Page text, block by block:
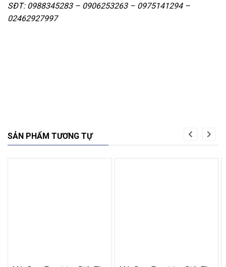
SĐT: 0988345283 – 0906253263 – 0975141294 –
02462927997
SẢN PHẨM TƯƠNG TỰ